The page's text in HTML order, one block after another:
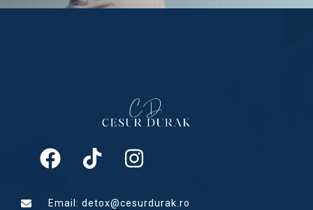
Email: detox@cesurdurak.ro